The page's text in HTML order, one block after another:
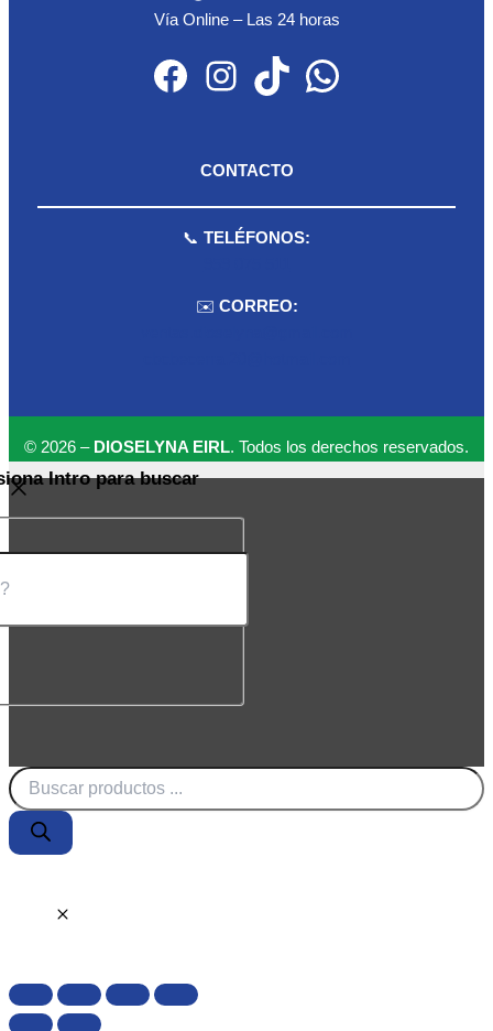
Vía Online – Las 24 horas
Facebook Instagram TikTok WhatsApp
CONTACTO
📞 TELÉFONOS:
✉️ CORREO:
© 2026 – DIOSELYNA EIRL. Todos los derechos reservados.
Intro para buscar
Búsqueda
de
productos